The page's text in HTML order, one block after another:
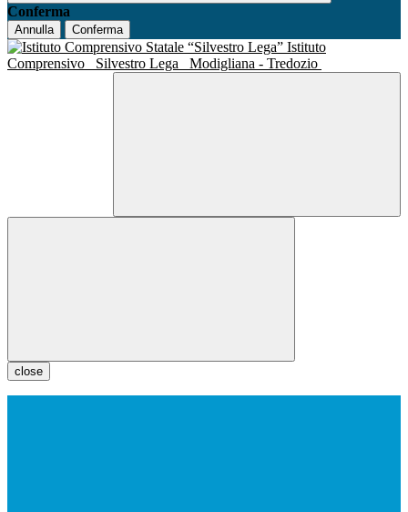
Conferma
Annulla Conferma
Istituto
Comprensivo
Silvestro Lega Modigliana - Tredozio
close